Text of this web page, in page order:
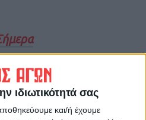
ιδιωτικότητά σας
και/ή έχουμε
την εφημερίδα ΝΕΟΣ
News!
στην περιοχή της